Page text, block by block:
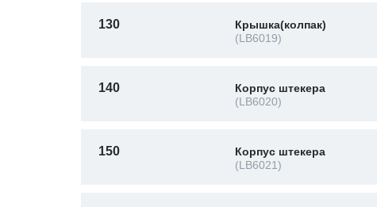
130
Крышка(колпак)
(LB6019)
140
Корпус штекера
(LB6020)
150
Корпус штекера
(LB6021)